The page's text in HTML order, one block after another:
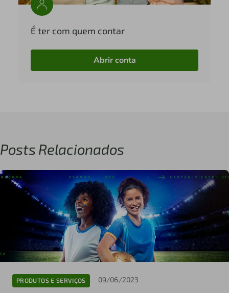
É ter com quem contar
Abrir conta
Posts Relacionados
PRODUTOS E SERVIÇOS 09/06/2023